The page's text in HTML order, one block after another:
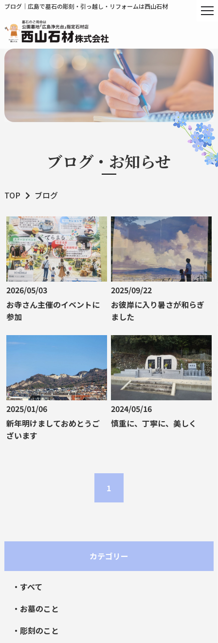
ブログ｜広島で墓石の彫刻・引っ越し・リフォームは西山石材
ブログ・お知らせ
TOP ブログ
2026/05/03
お寺さん主催のイベントに
参加
2025/09/22
お彼岸に入り暑さが和らぎ
ました
2025/01/06
新年明けましておめとうご
ざいます
2024/05/16
慎重に、丁寧に、美しく
1
カテゴリー
・すべて
・お墓のこと
・彫刻のこと